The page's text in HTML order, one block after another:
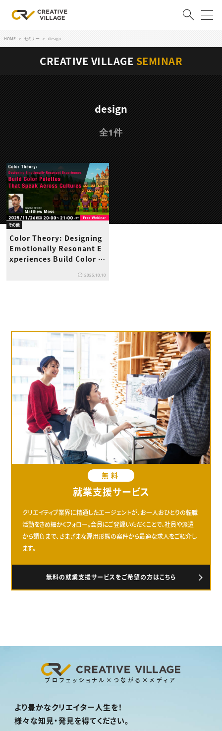
ログイン 会員登録
RECRUIT
クリエイター求人を探す
CREATIVE JOB求人検索
特集求人
採用説明会
転職支援サービス
CONTENTS
スキルアップしたい！
スキルアップしたい！ トップ
デザイン
プログラミング
動画配信・映像制作
編集・ライティング
マーケティング
ディレクション
業界解説・キャリア事情
お役立ち基礎知識
TOP Creator’s コラム
TOP Creator’s コラム トップ
Webクリエイター
アプリクリエイター
ゲームクリエイター
映像クリエイター
マーケッター
クリエイターインタビュー
セミナー
ニュース・トレンド
ニュース・トレンド トップ
プロフェッショナル×つながる×メディア
HOME セミナー design
CREATIVE VILLAGE SEMINAR
design
全1件
その他
Color Theory: Designing
Emotionally Resonant E
xperiences Build Color P
2025.10.10
無料
就業支援サービス
クリエイティブ業界に精通したエージェントが、お一人おひとりの転職
活動をきめ細かくフォロー。会員にご登録いただくことで、社員や派遣
から請負まで、さまざまな雇用形態の案件から最適な求人をご紹介し
ます。
無料の就業支援サービスをご希望の方はこちら
プロフェッショナル×つながる×メディア
より豊かなクリエイター人生を！
様々な知見・発見を得てください。